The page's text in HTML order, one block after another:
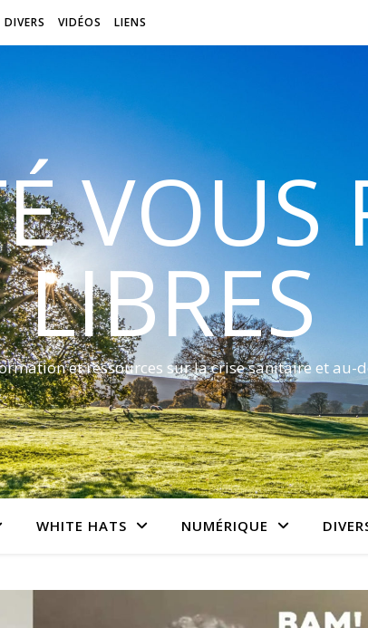
DIVERS VIDÉOS LIENS
VOUS
LIBRES
et ressources sur la crise sanitaire et au-
WHITE HATS NUMÉRIQUE